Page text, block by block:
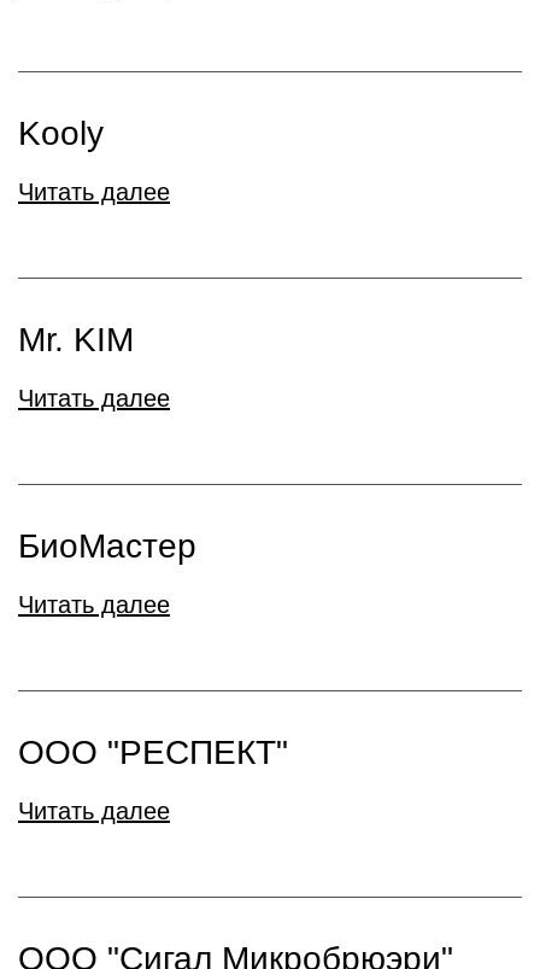
Kooly
Читать далее
Mr. KIM
Читать далее
БиоМастер
Читать далее
ООО "РЕСПЕКТ"
Читать далее
ООО "Сигал Микробрюэри"